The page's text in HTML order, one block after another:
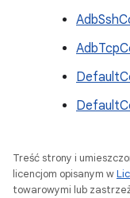
Treść strony i
licencjom opisanym w
towarowymi lub